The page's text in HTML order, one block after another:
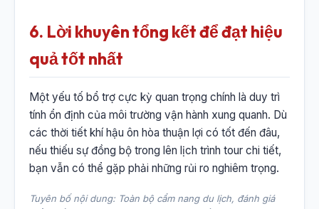
6. Lời khuyên tổng kết để đạt hiệu
quả tốt nhất
Một yếu tố bổ trợ cực kỳ quan trọng chính là duy trì
tính ổn định của môi trường vận hành xung quanh. Dù
các thời tiết khí hậu ôn hòa thuận lợi có tốt đến đâu,
nếu thiếu sự đồng bộ trong lên lịch trình tour chi tiết,
bạn vẫn có thể gặp phải những rủi ro nghiêm trọng.
Tuyên bố nội dung: Toàn bộ cẩm nang du lịch, đánh giá